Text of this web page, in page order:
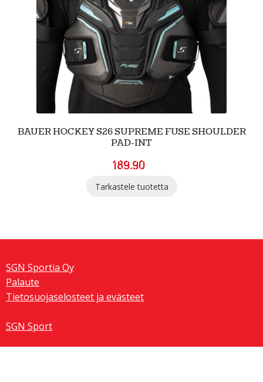
BAUER HOCKEY S26 SUPREME FUSE SHOULDER
PAD-INT
189.90
Tarkastele tuotetta
SGN Sportia Oy
Palaute
Tietosuojaselosteet ja evästeet
SGN Sport